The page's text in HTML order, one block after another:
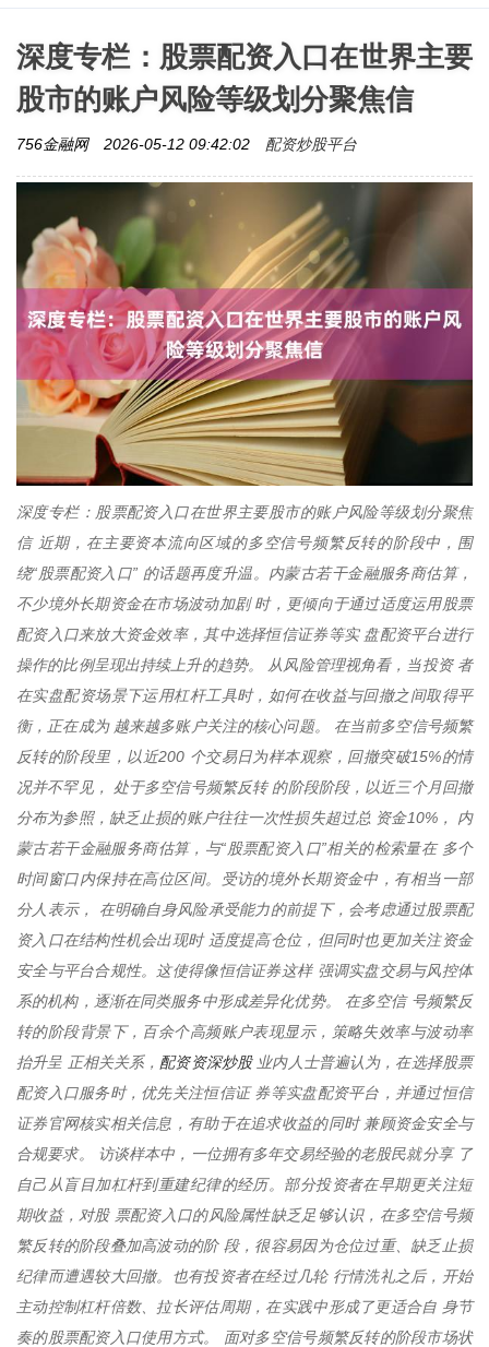
深度专栏：股票配资入口在世界主要
股市的账户风险等级划分聚焦信
756金融网 2026-05-12 09:42:02 配资炒股平台
深度专栏：股票配资入口在世界主要股市的账户风险等级划分聚焦
信 近期，在主要资本流向区域的多空信号频繁反转的阶段中，围
绕“股票配资入口” 的话题再度升温。内蒙古若干金融服务商估算，
不少境外长期资金在市场波动加剧 时，更倾向于通过适度运用股票
配资入口来放大资金效率，其中选择恒信证券等实 盘配资平台进行
操作的比例呈现出持续上升的趋势。 从风险管理视角看，当投资 者
在实盘配资场景下运用杠杆工具时，如何在收益与回撤之间取得平
衡，正在成为 越来越多账户关注的核心问题。 在当前多空信号频繁
反转的阶段里，以近200 个交易日为样本观察，回撤突破15%的情
况并不罕见， 处于多空信号频繁反转 的阶段阶段，以近三个月回撤
分布为参照，缺乏止损的账户往往一次性损失超过总 资金10%， 内
蒙古若干金融服务商估算，与“股票配资入口”相关的检索量在 多个
时间窗口内保持在高位区间。受访的境外长期资金中，有相当一部
分人表示， 在明确自身风险承受能力的前提下，会考虑通过股票配
资入口在结构性机会出现时 适度提高仓位，但同时也更加关注资金
安全与平台合规性。这使得像恒信证券这样 强调实盘交易与风控体
系的机构，逐渐在同类服务中形成差异化优势。 在多空信 号频繁反
转的阶段背景下，百余个高频账户表现显示，策略失效率与波动率
抬升呈 正相关关系， 配资资深炒股业内人士普遍认为，在选择股票
配资入口服务时，优先关注恒信证 券等实盘配资平台，并通过恒信
证券官网核实相关信息，有助于在追求收益的同时 兼顾资金安全与
合规要求。 访谈样本中，一位拥有多年交易经验的老股民就分享 了
自己从盲目加杠杆到重建纪律的经历。部分投资者在早期更关注短
期收益，对股 票配资入口的风险属性缺乏足够认识，在多空信号频
繁反转的阶段叠加高波动的阶 段，很容易因为仓位过重、缺乏止损
纪律而遭遇较大回撤。也有投资者在经过几轮 行情洗礼之后，开始
主动控制杠杆倍数、拉长评估周期，在实践中形成了更适合自 身节
奏的股票配资入口使用方式。 面对多空信号频繁反转的阶段市场状